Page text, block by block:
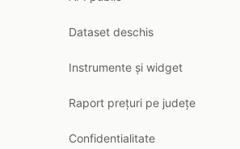
Dataset deschis
Instrumente și widget
Raport prețuri pe județe
Confidentialitate